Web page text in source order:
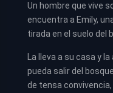
Un hombre que vive
encuentra a Emily,
tirada en el suelo del
La lleva a su casa y
pueda salir del
de tensa